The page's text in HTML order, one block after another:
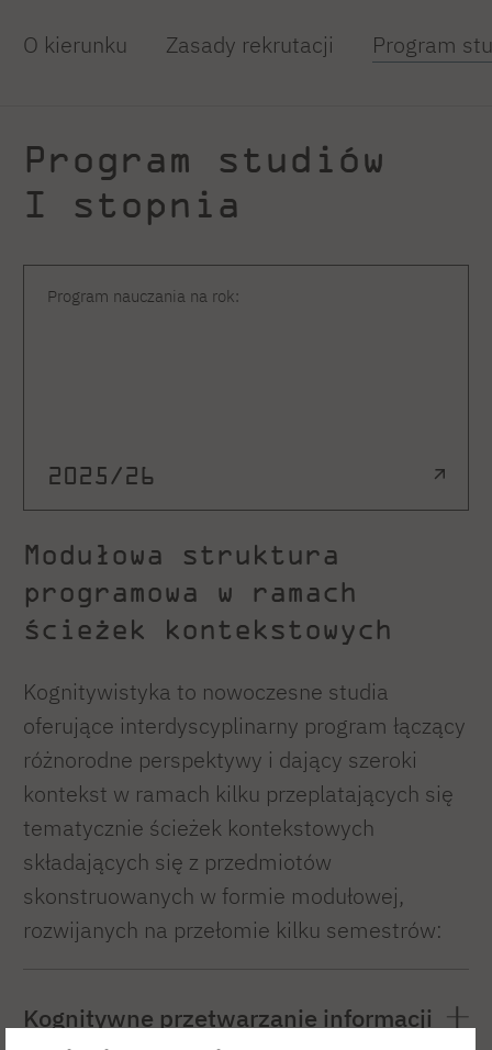
O kierunku Zasady rekrutacji Program
Program studiów
I stopnia
Program nauczania na rok:
2025/26
Modułowa struktura
programowa w ramach
ścieżek kontekstowych
Kognitywistyka to nowoczesne studia
oferujące interdyscyplinarny program łączący
różnorodne perspektywy i dający szeroki
kontekst w ramach kilku przeplatających się
tematycznie ścieżek kontekstowych
składających się z przedmiotów
skonstruowanych w formie modułowej,
rozwijanych na przełomie kilku semestrów:
Kognitywne przetwarzanie informacji